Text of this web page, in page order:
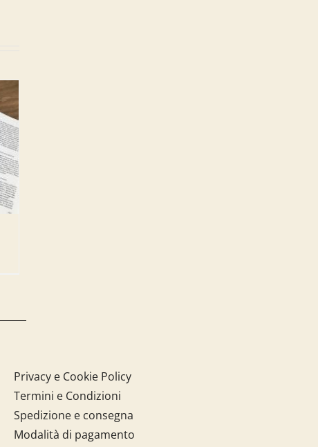
Privacy e Cookie Policy
Termini e Condizioni
Spedizione e consegna
Modalità di pagamento